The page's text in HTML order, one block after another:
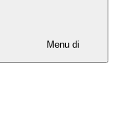
Menu di